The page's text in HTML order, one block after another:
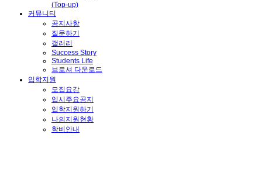
(Top-up)
커뮤니티
공지사항
질문하기
갤러리
Success Story
Students Life
브로셔 다운로드
입학지원
모집요강
입시주요공지
입학지원하기
나의지원현황
학비안내